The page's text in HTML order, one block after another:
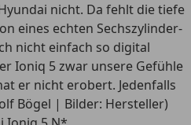
nicht. Da fehlt die tiefe
eines echten Sechszylinder-
nicht einfach so digital
Ioniq 5 zwar unsere Gefühle
er nicht erobert. Jedenfalls
Bögel | Bilder: Hersteller)